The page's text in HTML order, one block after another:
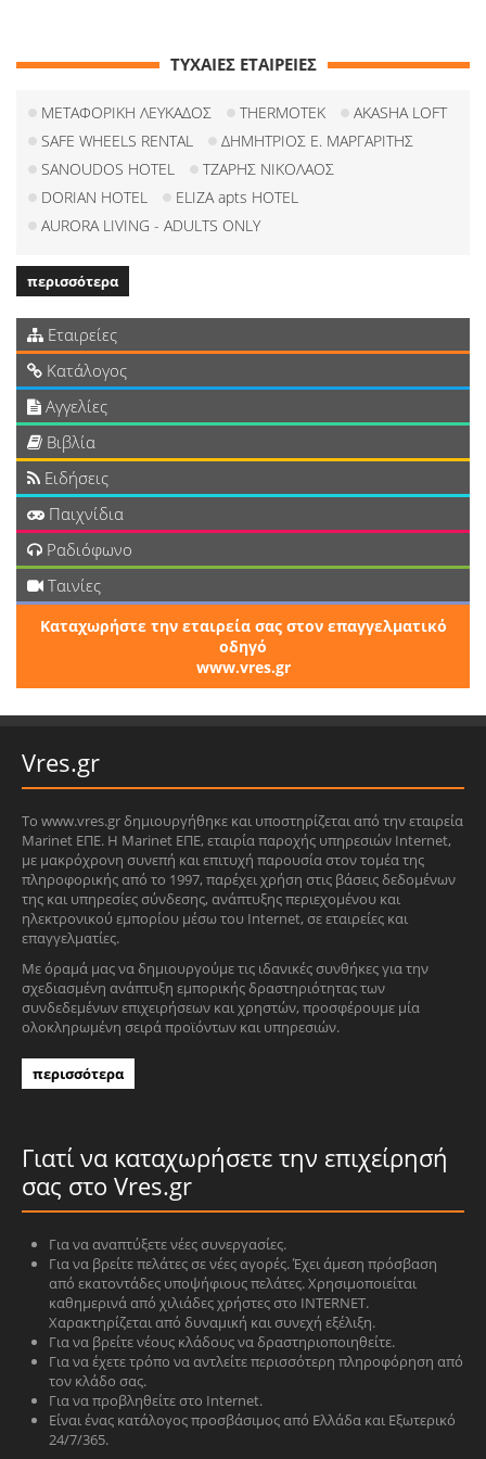
ΤΥΧΑΙΕΣ ΕΤΑΙΡΕΙΕΣ
ΜΕΤΑΦΟΡΙΚΗ ΛΕΥΚΑΔΟΣ THERMOTEK
AKASHA LOFT
SAFE WHEELS RENTAL
ΔΗΜΗΤΡΙΟΣ Ε. ΜΑΡΓΑΡΙΤΗΣ
SANOUDOS HOTEL
ΤΖΑΡΗΣ ΝΙΚΟΛΑΟΣ
DORIAN HOTEL
ELIZA apts HOTEL
AURORA LIVING - ADULTS ONLY
περισσότερα
Εταιρείες
Κατάλογος
Αγγελίες
Βιβλία
Ειδήσεις
Παιχνίδια
Ραδιόφωνο
Ταινίες
Καταχωρήστε την εταιρεία σας στον επαγγελματικό
οδηγό
www.vres.gr
Vres.gr
Το www.vres.gr δημιουργήθηκε και υποστηρίζεται από την εταιρεία
Marinet ΕΠΕ. Η Marinet ΕΠΕ, εταιρία παροχής υπηρεσιών Internet,
με μακρόχρονη συνεπή και επιτυχή παρουσία στον τομέα της
πληροφορικής από το 1997, παρέχει χρήση στις βάσεις δεδομένων
της και υπηρεσίες σύνδεσης, ανάπτυξης περιεχομένου και
ηλεκτρονικού εμπορίου μέσω του Internet, σε εταιρείες και
επαγγελματίες.
Με όραμά μας να δημιουργούμε τις ιδανικές συνθήκες για την
σχεδιασμένη ανάπτυξη εμπορικής δραστηριότητας των
συνδεδεμένων επιχειρήσεων και χρηστών, προσφέρουμε μία
ολοκληρωμένη σειρά προϊόντων και υπηρεσιών.
περισσότερα
Γιατί να καταχωρήσετε την επιχείρησή
σας στο Vres.gr
Για να αναπτύξετε νέες συνεργασίες.
Για να βρείτε πελάτες σε νέες αγορές. Έχει άμεση πρόσβαση
από εκατοντάδες υποψήφιους πελάτες. Χρησιμοποιείται
καθημερινά από χιλιάδες χρήστες στο INTERNET.
Χαρακτηρίζεται από δυναμική και συνεχή εξέλιξη.
Για να βρείτε νέους κλάδους να δραστηριοποιηθείτε.
Για να έχετε τρόπο να αντλείτε περισσότερη πληροφόρηση από
τον κλάδο σας.
Για να προβληθείτε στο Internet.
Είναι ένας κατάλογος προσβάσιμος από Ελλάδα και Εξωτερικό
24/7/365.